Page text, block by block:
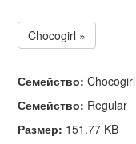
Chocogirl »
Семейство: Chocogirl
Семейство: Regular
Размер: 151.77 KB